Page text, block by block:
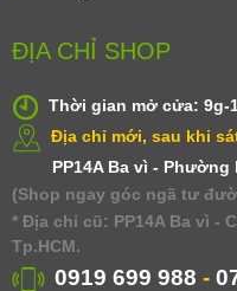
ĐỊA CHỈ SHOP
Thời gian mở cửa: 9g-
Địa chỉ mới, sau khi
PP14A Ba vì - Phường
(Shop ngay góc ngã tư
* Địa chỉ cũ: PP14A Ba vì -
Tp.HCM.
0919 699 988 -